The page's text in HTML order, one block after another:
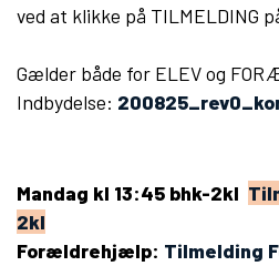
ved at klikke på TILMELDING
Gælder både for ELEV og
Indbydelse:
Mandag kl 13:45 bhk-2kl
2kl
Forældrehjælp: Tilmelding